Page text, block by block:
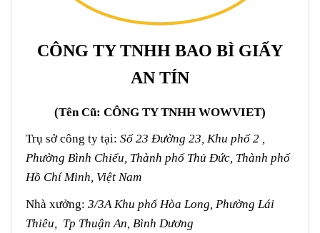
CÔNG TY TNHH BAO BÌ GIẤY
AN TÍN
(Tên Cũ: CÔNG TY TNHH WOWVIET)
Trụ sở công ty tại: Số 23 Đường 23, Khu phố 2 ,
Phường Bình Chiểu, Thành phố Thủ Đức, Thành phố
Hồ Chí Minh, Việt Nam
Nhà xưởng: 3/3A Khu phố Hòa Long, Phường Lái
Thiêu, Tp Thuận An, Bình Dương